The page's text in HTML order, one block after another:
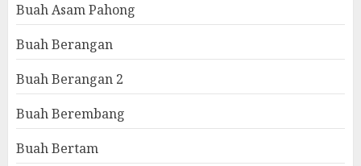
Buah Asam Pahong
Buah Berangan
Buah Berangan 2
Buah Berembang
Buah Bertam